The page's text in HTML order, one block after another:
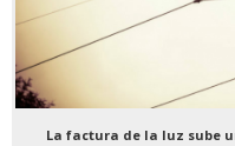
La factura de la luz sube